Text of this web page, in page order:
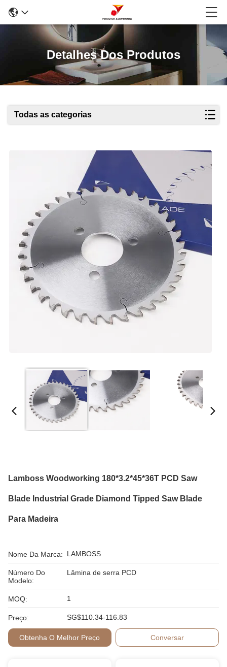
Detalhes Dos Produtos
Todas as categorias
Lamboss Woodworking 180*3.2*45*36T PCD Saw
Blade Industrial Grade Diamond Tipped Saw Blade
Para Madeira
Nome Da Marca: LAMBOSS
Número Do
Modelo:
Lâmina de serra PCD
MOQ: 1
Preço: SG$110.34-116.83
Obtenha O Melhor Preço Conversar